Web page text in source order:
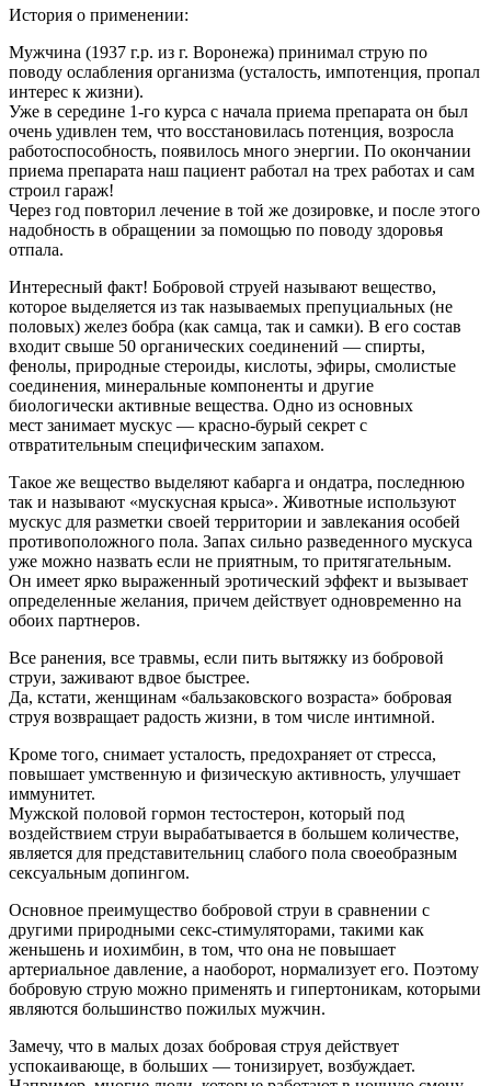
История о применении:
Мужчина (1937 г.р. из г. Воронежа) принимал струю по
поводу ослабления организма (усталость, импотенция, пропал
интерес к жизни).
Уже в середине 1-го курса с начала приема препарата он был
очень удивлен тем, что восстановилась потенция, возросла
работоспособность, появилось много энергии. По окончании
приема препарата наш пациент работал на трех работах и сам
строил гараж!
Через год повторил лечение в той же дозировке, и после этого
надобность в обращении за помощью по поводу здоровья
отпала.
Интересный факт! Бобровой струей называют вещество,
которое выделяется из так называемых препуциальных (не
половых) желез бобра (как самца, так и самки). В его состав
входит свыше 50 органических соединений — спирты,
фенолы, природные стероиды, кислоты, эфиры, смолистые
соединения, минеральные компоненты и другие
биологически активные вещества. Одно из основных
мест занимает мускус — красно-бурый секрет с
отвратительным специфическим запахом.
Такое же вещество выделяют кабарга и ондатра, последнюю
так и называют «мускусная крыса». Животные используют
мускус для разметки своей территории и завлекания особей
противоположного пола. Запах сильно разведенного мускуса
уже можно назвать если не приятным, то притягательным.
Он имеет ярко выраженный эротический эффект и вызывает
определенные желания, причем действует одновременно на
обоих партнеров.
Все ранения, все травмы, если пить вытяжку из бобровой
струи, заживают вдвое быстрее.
Да, кстати, женщинам «бальзаковского возраста» бобровая
струя возвращает радость жизни, в том числе интимной.
Кроме того, снимает усталость, предохраняет от стресса,
повышает умственную и физическую активность, улучшает
иммунитет.
Мужской половой гормон тестостерон, который под
воздействием струи вырабатывается в большем количестве,
является для представительниц слабого пола своеобразным
сексуальным допингом.
Основное преимущество бобровой струи в сравнении с
другими природными секс-стимуляторами, такими как
женьшень и иохимбин, в том, что она не повышает
артериальное давление, а наоборот, нормализует его. Поэтому
бобровую струю можно применять и гипертоникам, которыми
являются большинство пожилых мужчин.
Замечу, что в малых дозах бобровая струя действует
успокаивающе, в больших — тонизирует, возбуждает.